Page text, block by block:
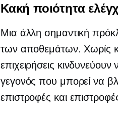
Κακή ποιότητα
Μια άλλη σημαντική
των αποθεμάτων. Χωρίς
επιχειρήσεις
γεγονός που μπορεί να
επιστροφές και